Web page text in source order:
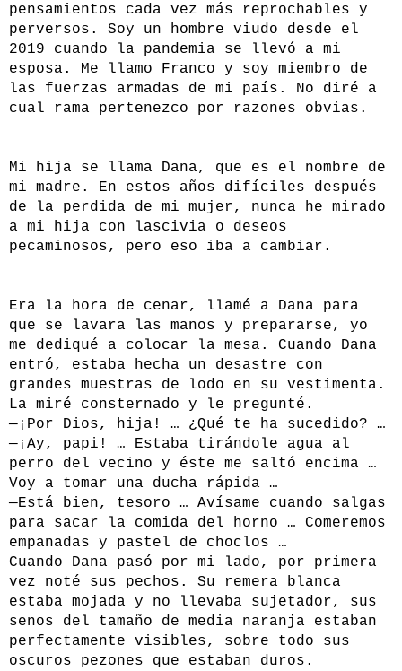
pensamientos cada vez más reprochables y
perversos. Soy un hombre viudo desde el
2019 cuando la pandemia se llevó a mi
esposa. Me llamo Franco y soy miembro de
las fuerzas armadas de mi país. No diré a
cual rama pertenezco por razones obvias.
Mi hija se llama Dana, que es el nombre de
mi madre. En estos años difíciles después
de la perdida de mi mujer, nunca he mirado
a mi hija con lascivia o deseos
pecaminosos, pero eso iba a cambiar.
Era la hora de cenar, llamé a Dana para
que se lavara las manos y prepararse, yo
me dediqué a colocar la mesa. Cuando Dana
entró, estaba hecha un desastre con
grandes muestras de lodo en su vestimenta.
La miré consternado y le pregunté.
—¡Por Dios, hija! … ¿Qué te ha sucedido? …
—¡Ay, papi! … Estaba tirándole agua al
perro del vecino y éste me saltó encima …
Voy a tomar una ducha rápida …
—Está bien, tesoro … Avísame cuando salgas
para sacar la comida del horno … Comeremos
empanadas y pastel de choclos …
Cuando Dana pasó por mi lado, por primera
vez noté sus pechos. Su remera blanca
estaba mojada y no llevaba sujetador, sus
senos del tamaño de media naranja estaban
perfectamente visibles, sobre todo sus
oscuros pezones que estaban duros.